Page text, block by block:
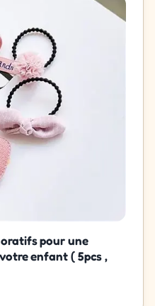
pour une
enfant ( 5pcs ,